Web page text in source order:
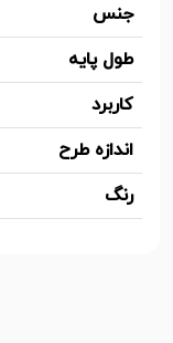
جنس
طول پایه
کاربرد
اندازه طرح
رنگ